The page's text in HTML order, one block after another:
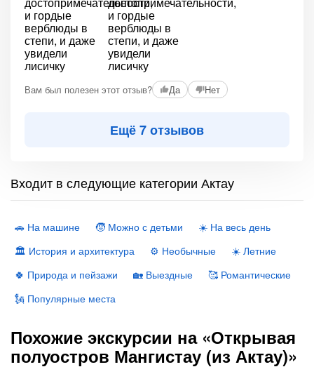
Вам был полезен этот отзыв? Да Нет
Ещё 7 отзывов
Входит в следующие категории Актау
🚗 На машине 🧒 Можно с детьми
☀️ На весь день
🏛 История и архитектура
⚙️ Необычные
☀️ Летние
🍀 Природа и пейзажи
🏡 Выездные
🥰 Романтические
🗽 Популярные места
Похожие экскурсии на «Открывая
полуостров Мангистау (из Актау)»